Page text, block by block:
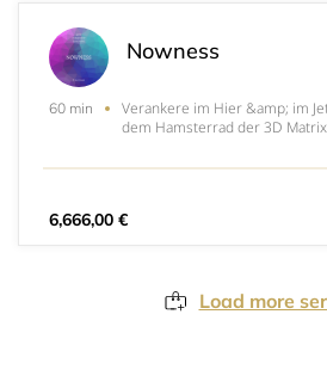
Nowness
60 min
Verankere im Hier &amp; im
dem Hamsterrad der 3D
6,666,00 €
Load more